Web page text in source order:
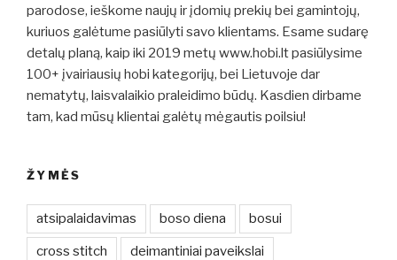
parodose, ieškome naujų ir įdomių prekių bei gamintojų,
kuriuos galėtume pasiūlyti savo klientams. Esame sudarę
detalų planą, kaip iki 2019 metų www.hobi.lt pasiūlysime
100+ įvairiausių hobi kategorijų, bei Lietuvoje dar
nematytų, laisvalaikio praleidimo būdų. Kasdien dirbame
tam, kad mūsų klientai galėtų mėgautis poilsiu!
ŽYMĖS
atsipalaidavimas boso diena bosui
cross stitch deimantiniai paveikslai